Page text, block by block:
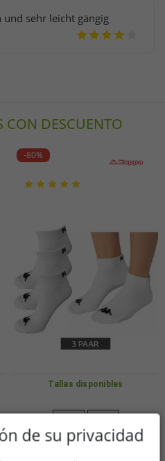
und sehr leicht gängig
CON DESCUENTO
-80%
Tallas disponibles
39/42 43/46
de su privacidad